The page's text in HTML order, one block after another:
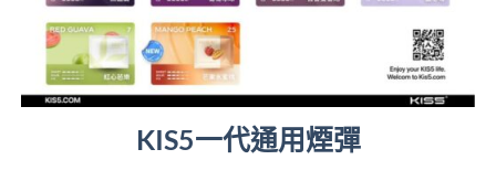
KIS5一代通用煙彈